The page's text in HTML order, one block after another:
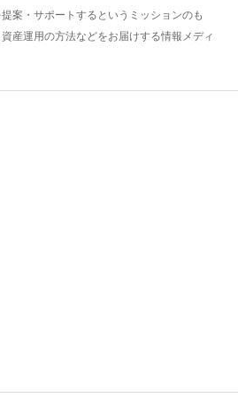
案・サポートするというミッションのも
産運用の方法などをお届けする情報メディ